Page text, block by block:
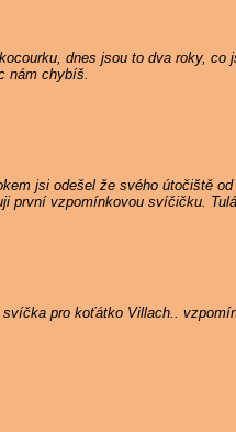
dnes jsou to dva roky, co
nám chybíš.
jsi odešel že svého útočiště
první vzpomínkovou svíčičku.
pro koťátko Villach..